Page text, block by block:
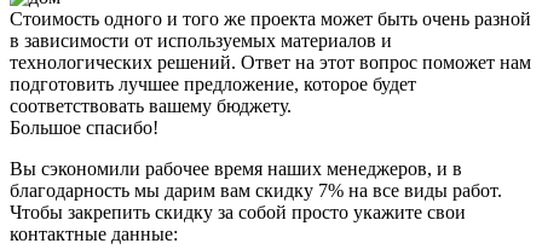
Стоимость одного и того же проекта может быть очень разной
в зависимости от используемых материалов и
технологических решений. Ответ на этот вопрос поможет нам
подготовить лучшее предложение, которое будет
соответствовать вашему бюджету.
Большое спасибо!
Вы сэкономили рабочее время наших менеджеров, и в
благодарность мы дарим вам скидку 7% на все виды работ.
Чтобы закрепить скидку за собой просто укажите свои
контактные данные: